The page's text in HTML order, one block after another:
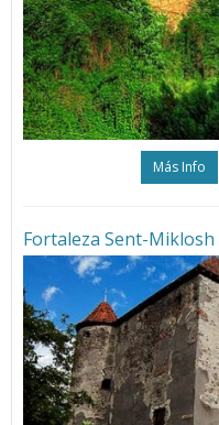
Más Info
Fortaleza Sent-Miklosh